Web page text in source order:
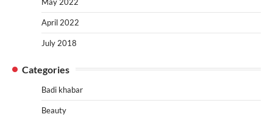
April 2022
July 2018
Categories
Badi khabar
Beauty